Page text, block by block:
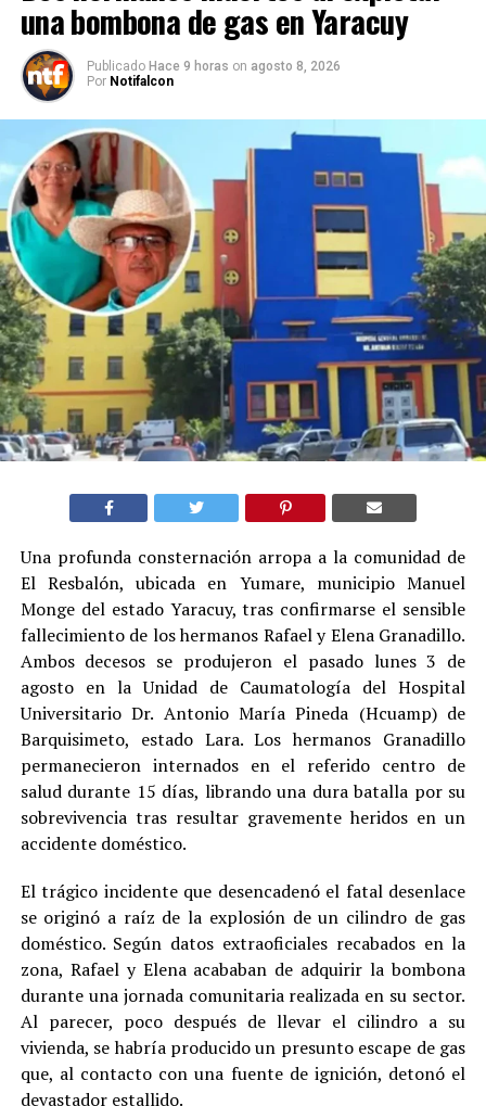
una bombona de gas en Yaracuy
Publicado Hace 9 horas on agosto 8, 2026
Por Notifalcon
Una profunda consternación arropa a la comunidad de
El Resbalón, ubicada en Yumare, municipio Manuel
Monge del estado Yaracuy, tras confirmarse el sensible
fallecimiento de los hermanos Rafael y Elena Granadillo.
Ambos decesos se produjeron el pasado lunes 3 de
agosto en la Unidad de Caumatología del Hospital
Universitario Dr. Antonio María Pineda (Hcuamp) de
Barquisimeto, estado Lara. Los hermanos Granadillo
permanecieron internados en el referido centro de
salud durante 15 días, librando una dura batalla por su
sobrevivencia tras resultar gravemente heridos en un
accidente doméstico.
El trágico incidente que desencadenó el fatal desenlace
se originó a raíz de la explosión de un cilindro de gas
doméstico. Según datos extraoficiales recabados en la
zona, Rafael y Elena acababan de adquirir la bombona
durante una jornada comunitaria realizada en su sector.
Al parecer, poco después de llevar el cilindro a su
vivienda, se habría producido un presunto escape de gas
que, al contacto con una fuente de ignición, detonó el
devastador estallido.